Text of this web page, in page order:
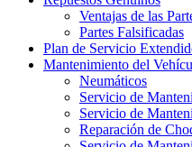
Ventajas de las
Partes Falsificadas
Plan de Servicio
Mantenimiento del
Neumáticos
Servicio de
Servicio de
Reparación de